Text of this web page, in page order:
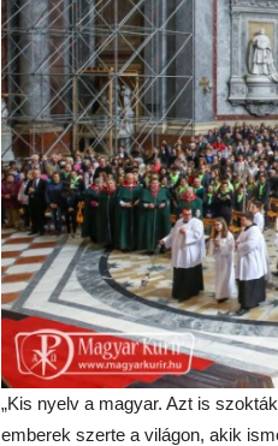
„Kis nyelv a magyar. Azt is
emberek szerte a világon, akik